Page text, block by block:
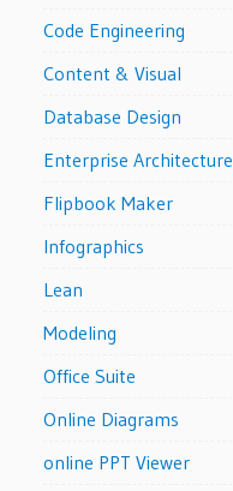
Code Engineering
Content & Visual
Database Design
Enterprise Architecture
Flipbook Maker
Infographics
Lean
Modeling
Office Suite
Online Diagrams
online PPT Viewer